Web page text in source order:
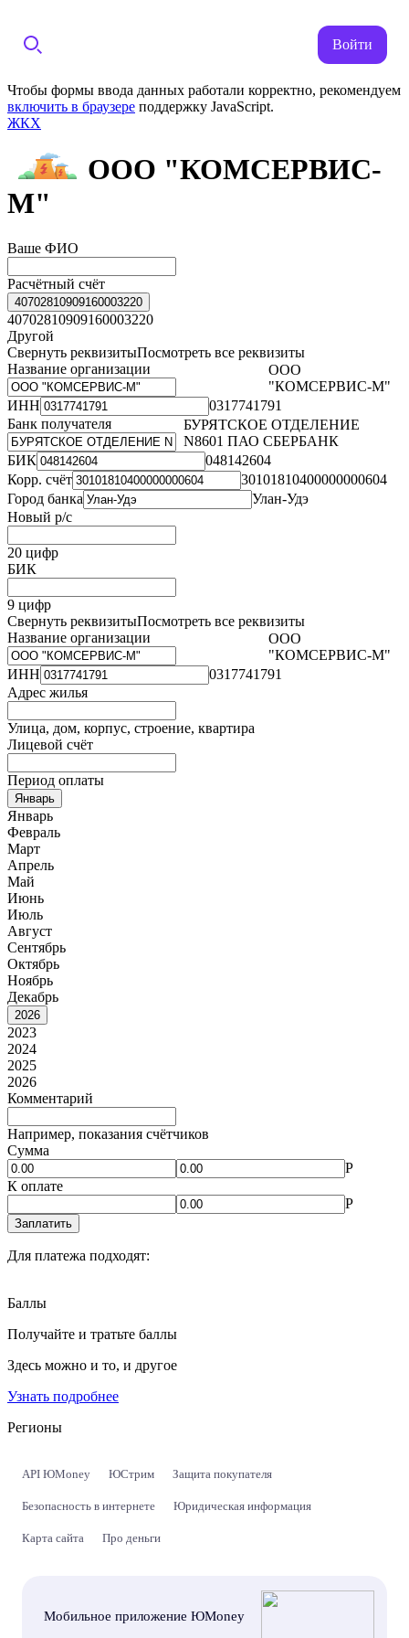
Войти
Чтобы формы ввода данных работали корректно, рекомендуем
включить в браузере поддержку JavaScript.
ЖКХ
ООО "КОМСЕРВИС-
М"
Ваше ФИО
Расчётный счёт
40702810909160003220
40702810909160003220
Другой
Свернуть реквизитыПосмотреть все реквизиты
Название организации
ООО
"КОМСЕРВИС-М"
ИНН
0317741791
Банк получателя
БУРЯТСКОЕ ОТДЕЛЕНИЕ
N8601 ПАО СБЕРБАНК
БИК
048142604
Корр. счёт
30101810400000000604
Город банка
Улан-Удэ
Новый р/с
20 цифр
БИК
9 цифр
Свернуть реквизитыПосмотреть все реквизиты
Название организации
ООО
"КОМСЕРВИС-М"
ИНН
0317741791
Адрес жилья
Улица, дом, корпус, строение, квартира
Лицевой счёт
Период оплаты
Январь
Январь
Февраль
Март
Апрель
Май
Июнь
Июль
Август
Сентябрь
Октябрь
Ноябрь
Декабрь
2026
2023
2024
2025
2026
Комментарий
Например, показания счётчиков
Сумма
Р
К оплате
Р
Заплатить
Для платежа подходят:
Баллы
Получайте и тратьте баллы
Здесь можно и то, и другое
Узнать подробнее
Регионы
API ЮMoney ЮСтрим Защита покупателя
Безопасность в интернете Юридическая информация
Карта сайта Про деньги
Мобильное приложение ЮMoney